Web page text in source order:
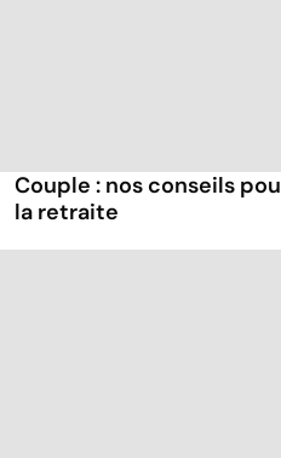
Couple : nos conseils
la retraite